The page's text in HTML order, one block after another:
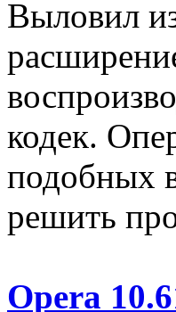
Выловил
кодек.
подобных
решить
Opera